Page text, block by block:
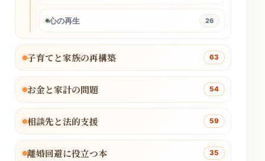
心の再生 26
子育てと家族の再構築 63
お金と家計の問題 54
相談先と法的支援 59
離婚回避に役立つ本 35